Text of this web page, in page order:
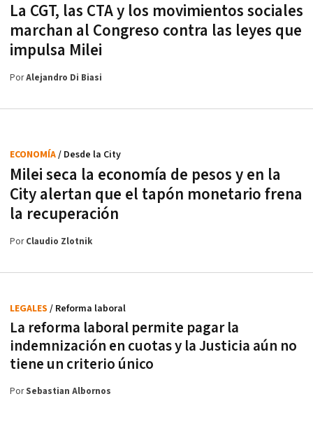
La CGT, las CTA y los movimientos sociales
marchan al Congreso contra las leyes que
impulsa Milei
PorAlejandro Di Biasi
Milei seca la economía de pesos y en la
City alertan que el tapón monetario frena
la recuperación
ECONOMÍA/ Desde la City
PorClaudio Zlotnik
La reforma laboral permite pagar la
indemnización en cuotas y la Justicia aún no
tiene un criterio único
LEGALES / Reforma laboral
PorSebastian Albornos